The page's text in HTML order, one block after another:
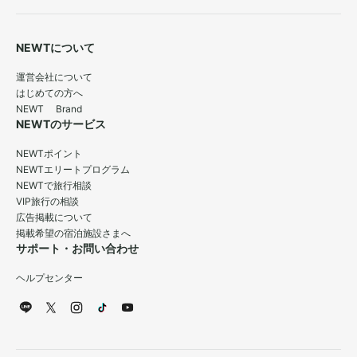
NEWTについて
運営会社について
はじめての方へ
NEWT Brand
NEWTのサービス
NEWTポイント
NEWTエリートプログラム
NEWTで旅行相談
VIP旅行の相談
広告掲載について
掲載希望の宿泊施設さまへ
サポート・お問い合わせ
ヘルプセンター